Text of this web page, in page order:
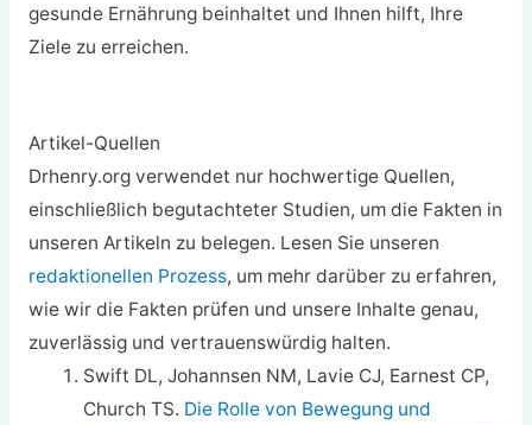
gesunde Ernährung beinhaltet und Ihnen hilft, Ihre
Ziele zu erreichen.
Artikel-Quellen
Drhenry.org verwendet nur hochwertige Quellen,
einschließlich begutachteter Studien, um die Fakten in
unseren Artikeln zu belegen. Lesen Sie unseren
redaktionellen Prozess, um mehr darüber zu erfahren,
wie wir die Fakten prüfen und unsere Inhalte genau,
zuverlässig und vertrauenswürdig halten.
Swift DL, Johannsen NM, Lavie CJ, Earnest CP,
Church TS. Die Rolle von Bewegung und